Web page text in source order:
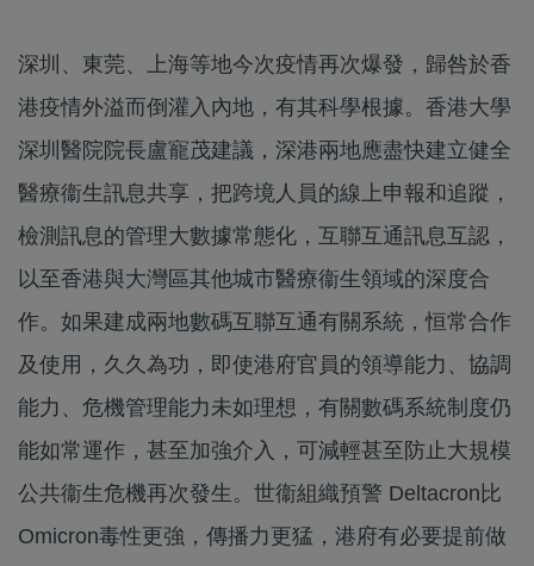
深圳、東莞、上海等地今次疫情再次爆發，歸咎於香
港疫情外溢而倒灌入內地，有其科學根據。香港大學
深圳醫院院長盧寵茂建議，深港兩地應盡快建立健全
醫療衞生訊息共享，把跨境人員的線上申報和追蹤，
檢測訊息的管理大數據常態化，互聯互通訊息互認，
以至香港與大灣區其他城市醫療衞生領域的深度合
作。如果建成兩地數碼互聯互通有關系統，恒常合作
及使用，久久為功，即使港府官員的領導能力、協調
能力、危機管理能力未如理想，有關數碼系統制度仍
能如常運作，甚至加強介入，可減輕甚至防止大規模
公共衞生危機再次發生。世衞組織預警 Deltacron比
Omicron毒性更強，傳播力更猛，港府有必要提前做